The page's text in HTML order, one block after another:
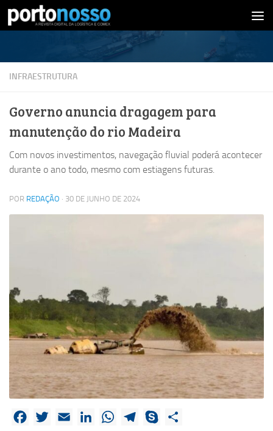
Skip to content
INFRAESTRUTURA
Governo anuncia dragagem para
manutenção do rio Madeira
Com novos investimentos, navegação fluvial poderá acontecer
durante o ano todo, mesmo com estiagens futuras.
POR REDAÇÃO · 30 DE JUNHO DE 2024
Facebook
Twitter Email LinkedInWhatsAppTelegram
Skype